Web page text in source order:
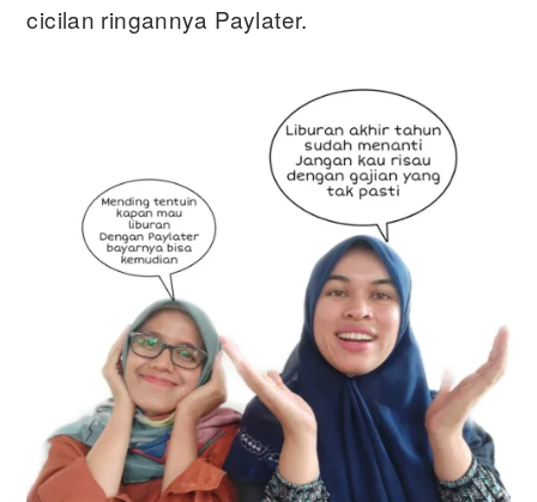
cicilan ringannya Paylater.